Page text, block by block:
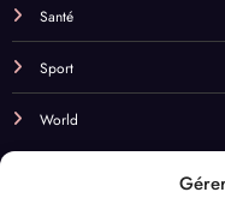
Santé
Sport
World